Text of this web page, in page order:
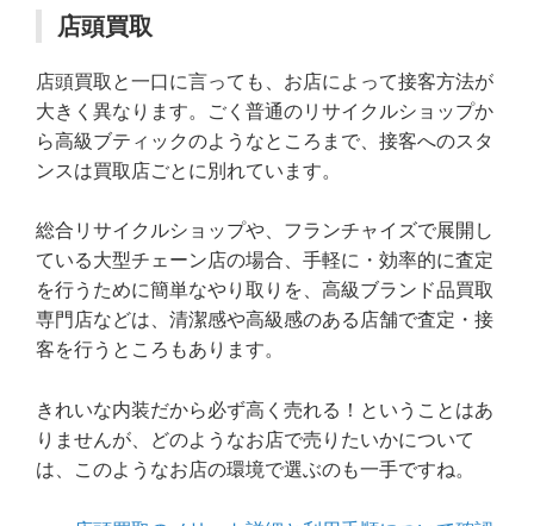
店頭買取
店頭買取と一口に言っても、お店によって接客方法が
大きく異なります。ごく普通のリサイクルショップか
ら高級ブティックのようなところまで、接客へのスタ
ンスは買取店ごとに別れています。
総合リサイクルショップや、フランチャイズで展開し
ている大型チェーン店の場合、手軽に・効率的に査定
を行うために簡単なやり取りを、高級ブランド品買取
専門店などは、清潔感や高級感のある店舗で査定・接
客を行うところもあります。
きれいな内装だから必ず高く売れる！ということはあ
りませんが、どのようなお店で売りたいかについて
は、このようなお店の環境で選ぶのも一手ですね。